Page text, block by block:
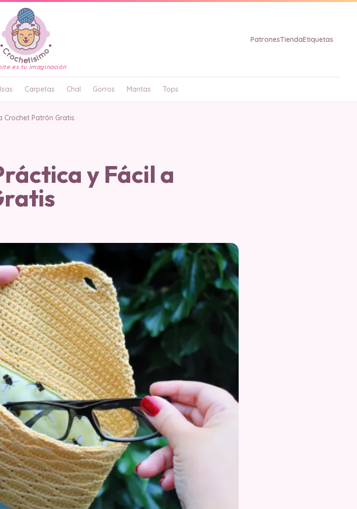
es tu imaginación
PatronesTiendaEtiquetas
Carpetas Chal Gorros Mantas Tops
Crochet Patrón Gratis
y Fácil a